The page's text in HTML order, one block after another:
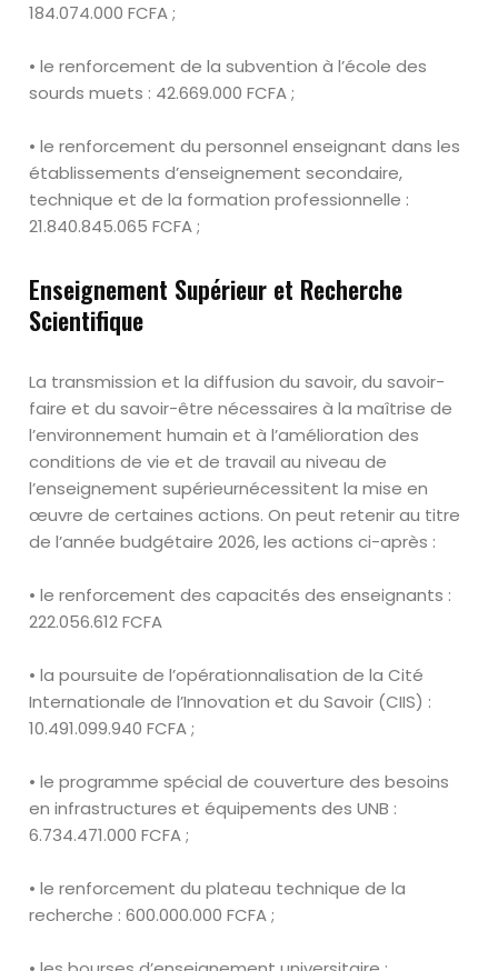
184.074.000 FCFA ;
• le renforcement de la subvention à l’école des
sourds muets : 42.669.000 FCFA ;
• le renforcement du personnel enseignant dans les
établissements d’enseignement secondaire,
technique et de la formation professionnelle :
21.840.845.065 FCFA ;
Enseignement Supérieur et Recherche
Scientifique
La transmission et la diffusion du savoir, du savoir-
faire et du savoir-être nécessaires à la maîtrise de
l’environnement humain et à l’amélioration des
conditions de vie et de travail au niveau de
l’enseignement supérieurnécessitent la mise en
œuvre de certaines actions. On peut retenir au titre
de l’année budgétaire 2026, les actions ci-après :
• le renforcement des capacités des enseignants :
222.056.612FCFA
• la poursuite de l’opérationnalisation de la Cité
Internationale de l’Innovation et du Savoir (CIIS) :
10.491.099.940 FCFA;
• le programme spécial de couverture des besoins
en infrastructures et équipements des UNB :
6.734.471.000 FCFA ;
• le renforcement du plateau technique de la
recherche :600.000.000 FCFA ;